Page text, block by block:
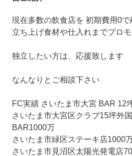
現在多数の飲食店を 初期費用0で
立ち上げ食材や仕入れまでプロ
独立したい方は、応援致します
なんなりとご相談下さい
FC実績 さいたま市大宮 BAR 12
さいたま市大宮区クラブ15坪外
BAR1000万
さいたま市緑区ステーキ店1000
さいたま市見沼区太陽光発電店